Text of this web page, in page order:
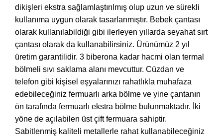
dikişleri ekstra sağlamlaştırılmış olup uzun ve sürekli
kullanıma uygun olarak tasarlanmıştır. Bebek çantası
olarak kullanılabildiği gibi ilerleyen yıllarda seyahat sırt
çantası olarak da kullanabilirsiniz. Ürünümüz 2 yıl
üretim garantilidir. 3 biberona kadar hacmi olan termal
bölmeli sıvı saklama alanı mevcuttur. Cüzdan ve
telefon gibi kişisel eşyalarınızı rahatlıkla muhafaza
edebileceğiniz fermuarlı arka bölme ve yine çantanın
ön tarafında fermuarlı ekstra bölme bulunmaktadır. İki
yöne de açılabilen üst çift fermuara sahiptir.
Sabitlenmiş kaliteli metallerle rahat kullanabileceğiniz